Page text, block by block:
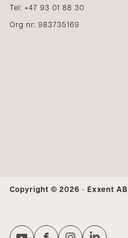
Tel: +47 93 01 88 30
Org nr: 983735169
Copyright © 2026 - Exxent AB